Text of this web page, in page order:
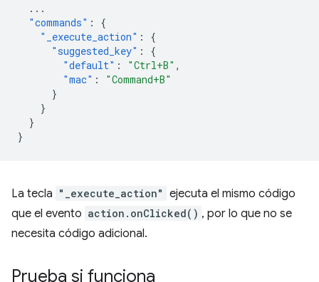
...
"commands" :
{
"_execute_action" :
{
"suggested_key" :
{
"default" : "Ctrl+B" ,
"mac" :
"Command+B"
}
}
}
}
La tecla "_execute_action" ejecuta el mismo código
que el evento action.onClicked() , por lo que no se
necesita código adicional.
Prueba si funciona